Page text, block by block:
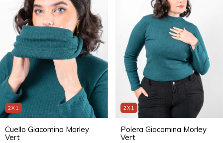
2X1
Cuello Giacomina Morley
Vert
2X1
Polera Giacomina Morley
Vert